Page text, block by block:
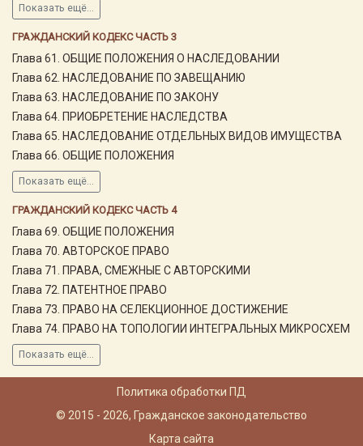
Показать ещё...
ГРАЖДАНСКИЙ КОДЕКС ЧАСТЬ 3
Глава 61. ОБЩИЕ ПОЛОЖЕНИЯ О НАСЛЕДОВАНИИ
Глава 62. НАСЛЕДОВАНИЕ ПО ЗАВЕЩАНИЮ
Глава 63. НАСЛЕДОВАНИЕ ПО ЗАКОНУ
Глава 64. ПРИОБРЕТЕНИЕ НАСЛЕДСТВА
Глава 65. НАСЛЕДОВАНИЕ ОТДЕЛЬНЫХ ВИДОВ ИМУЩЕСТВА
Глава 66. ОБЩИЕ ПОЛОЖЕНИЯ
Показать ещё...
ГРАЖДАНСКИЙ КОДЕКС ЧАСТЬ 4
Глава 69. ОБЩИЕ ПОЛОЖЕНИЯ
Глава 70. АВТОРСКОЕ ПРАВО
Глава 71. ПРАВА, СМЕЖНЫЕ С АВТОРСКИМИ
Глава 72. ПАТЕНТНОЕ ПРАВО
Глава 73. ПРАВО НА СЕЛЕКЦИОННОЕ ДОСТИЖЕНИЕ
Глава 74. ПРАВО НА ТОПОЛОГИИ ИНТЕГРАЛЬНЫХ МИКРОСХЕМ
Показать ещё...
Политика обработки ПД
© 2015 - 2026, Гражданское законодательство
Карта сайта